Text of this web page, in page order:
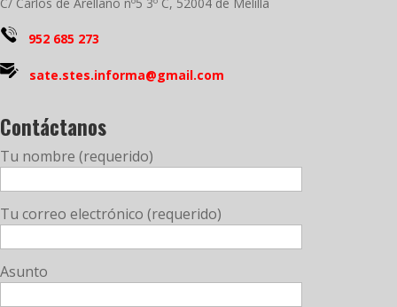
952 685 273
sate.stes.informa@gmail.com
Contáctanos
Tu nombre (requerido)
Tu correo electrónico (requerido)
Asunto